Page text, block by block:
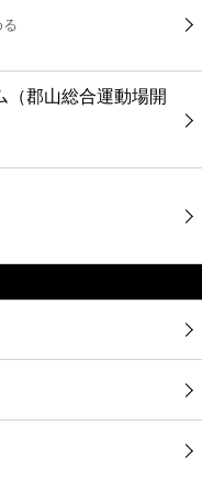
（郡山総合運動場開